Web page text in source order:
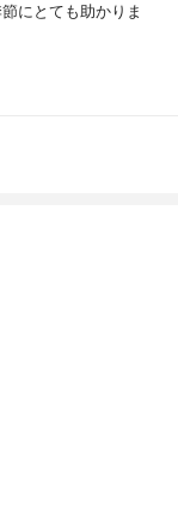
にとても助かりま